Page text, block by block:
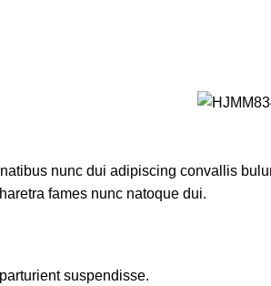
nunc dui adipiscing convallis
fames nunc natoque dui.
suspendisse.